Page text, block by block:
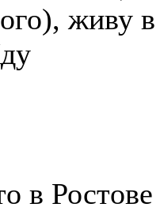
живу
в